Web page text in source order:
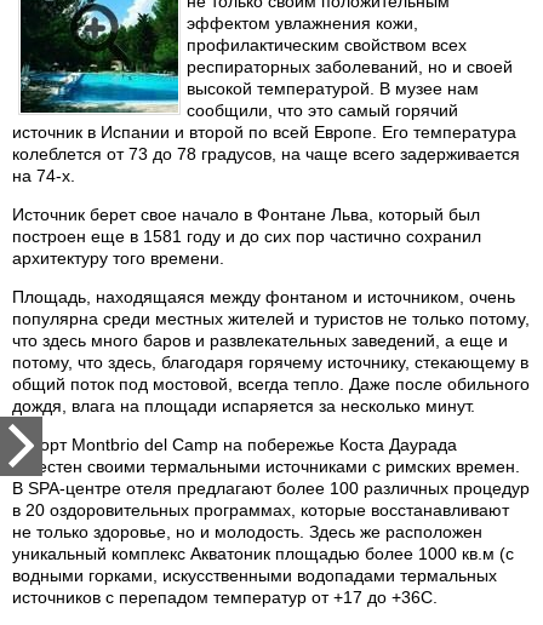
эффектом увлажнения кожи,
профилактическим свойством всех
респираторных заболеваний, но и своей
высокой температурой. В музее нам
сообщили, что это самый горячий
источник в Испании и второй по всей Европе. Его температура
колеблется от 73 до 78 градусов, на чаще всего задерживается
на 74-х.
Источник берет свое начало в Фонтане Льва, который был
построен еще в 1581 году и до сих пор частично сохранил
архитектуру того времени.
Площадь, находящаяся между фонтаном и источником, очень
популярна среди местных жителей и туристов не только потому,
что здесь много баров и развлекательных заведений, а еще и
потому, что здесь, благодаря горячему источнику, стекающему в
общий поток под мостовой, всегда тепло. Даже после обильного
дождя, влага на площади испаряется за несколько минут.
Курорт Montbrio del Camp на побережье Коста Даурада
известен своими термальными источниками с римских времен.
В SPA-центре отеля предлагают более 100 различных процедур
в 20 оздоровительных программах, которые восстанавливают
не только здоровье, но и молодость. Здесь же расположен
уникальный комплекс Акватоник площадью более 1000 кв.м (с
водными горками, искусственными водопадами термальных
источников с перепадом температур от +17 до +36С.